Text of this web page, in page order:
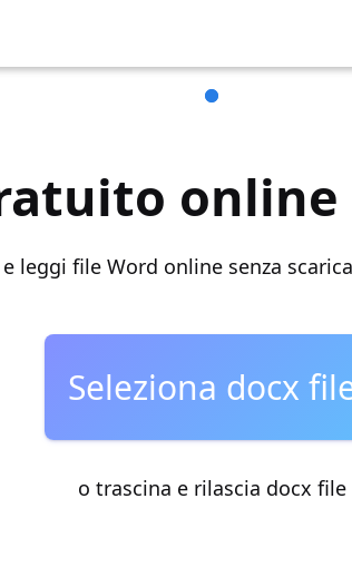
leggi file Word online senza
Seleziona docx
o trascina e rilascia docx file